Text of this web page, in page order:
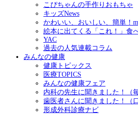
こぴちゃんの手作りおもちゃ
キッズNews
かわいい、おいしい、簡単！
絵本に出てくる「これ！」食
YAC
過去の人気連載コラム
みんなの健康
健康トピックス
医療TOPICS
みんなの健康フェア
内科の先生に聞きました！（
歯医者さんに聞きました！（
形成外科診療ナビ